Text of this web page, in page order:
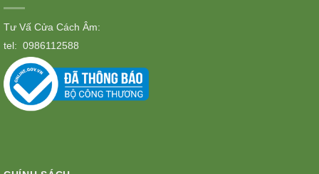
Tư Vấ Cửa Cách Âm:
tel: 0986112588